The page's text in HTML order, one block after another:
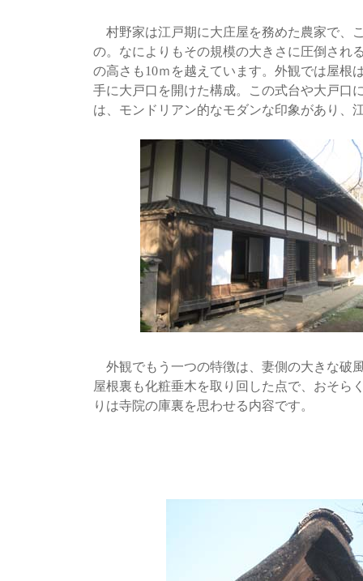
村野家は江戸期に大庄屋を務めた農家で、
の。なによりもその規模の大きさに圧倒され
の高さも10ｍを越えています。外観では屋根
手に大戸口を開けた構成。この式台や大戸口
は、モンドリアン的なモダンな印象があり、
外観でもう一つの特徴は、妻側の大きな破
屋根裏も化粧垂木を取り回した点で、おそら
りは寺院の庫裏を思わせる内容です。